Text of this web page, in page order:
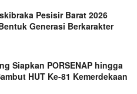
Pesisir Barat 2026
Generasi Berkarakter
Siapkan PORSENAP hingga
HUT Ke-81 Kemerdekaan